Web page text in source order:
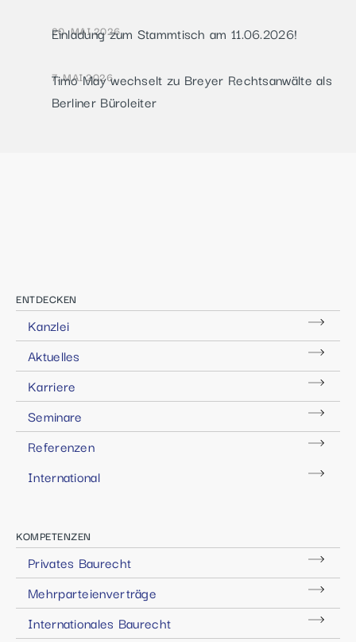
20. MAI 2026
Einladung zum Stammtisch am 11.06.2026!
7. MAI 2026
Timo May wechselt zu Breyer Rechtsanwälte als
Berliner Büroleiter
ENTDECKEN
Kanzlei
Aktuelles
Karriere
Seminare
Referenzen
International
KOMPETENZEN
Privates Baurecht
Mehrparteienverträge
Internationales Baurecht